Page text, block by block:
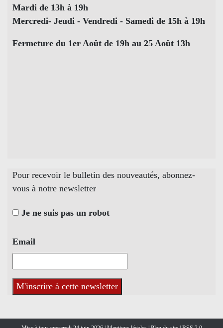
Mardi de 13h à 19h
Mercredi- Jeudi - Vendredi - Samedi de 15h à 19h
Fermeture du 1er Août de 19h au 25 Août 13h
Pour recevoir le bulletin des nouveautés, abonnez-
vous à notre newsletter
Je ne suis pas un robot
Email